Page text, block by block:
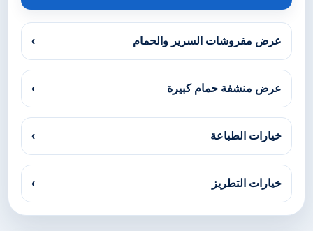
عرض مفروشات السرير والحمام ›
عرض منشفة حمام كبيرة ›
خيارات الطباعة ›
خيارات التطريز ›